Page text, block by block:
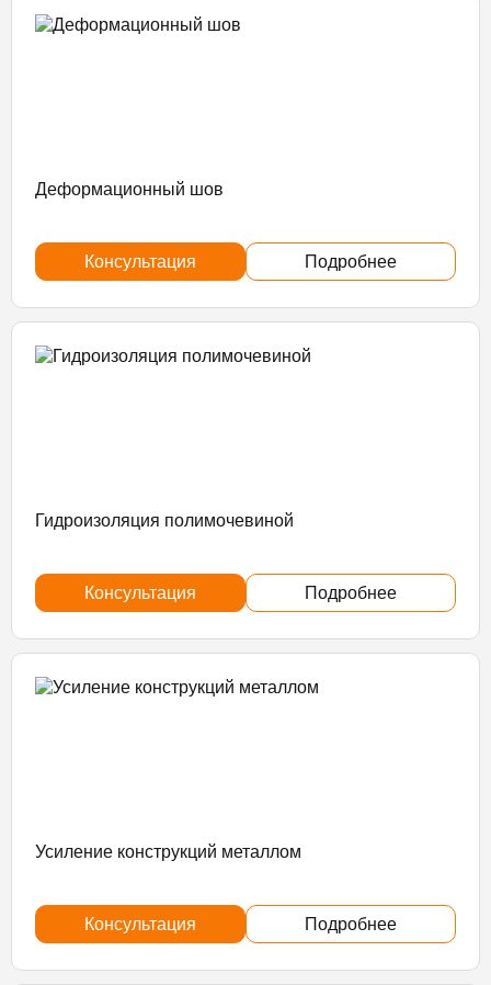
Деформационный шов
Консультация Подробнее
Гидроизоляция полимочевиной
Консультация Подробнее
Усиление конструкций металлом
Консультация Подробнее